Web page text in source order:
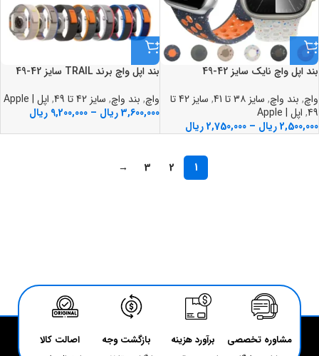
بند اپل واچ نايک سايز 42-49
واچ, بند واچ, سایز 3۸ تا 41 ,
سایز 42 تا
49
, اپل | Apple
2,500,000ریال –
2,750,000ریال
بند اپل واچ برند TRAIL سايز 42-49
واچ, بند واچ, سایز 42 تا 49 , اپل | Apple
3,600,000ریال –
9,200,000 ریال
1
2
3
→
مشاوره تخصصی
برآورد هزینه
بازگشت وجه
اصالت کالا